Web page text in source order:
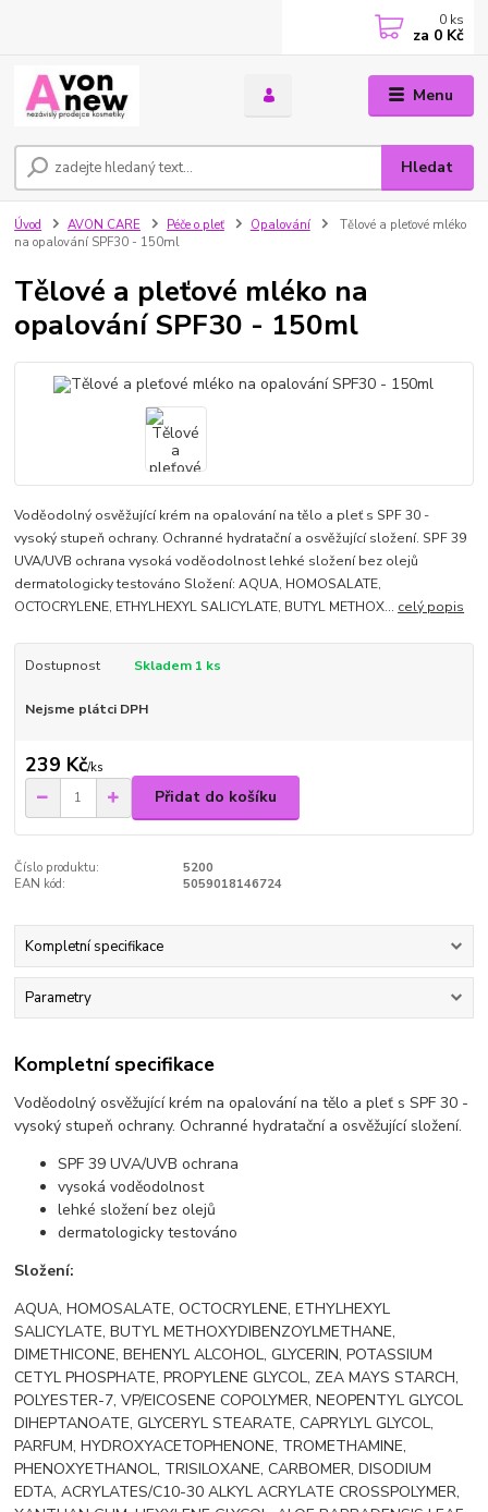
Menu
Hledat
0 ks
za 0 Kč
Úvod AVON CARE Péče o pleť Opalování
Tělové a pleťové mléko
na opalování SPF30 - 150ml
Tělové a pleťové mléko na
opalování SPF30 - 150ml
Voděodolný osvěžující krém na opalování na tělo a pleť s SPF 30 -
vysoký stupeň ochrany. Ochranné hydratační a osvěžující složení. SPF 39
UVA/UVB ochrana vysoká voděodolnost lehké složení bez olejů
dermatologicky testováno Složení: AQUA, HOMOSALATE,
OCTOCRYLENE, ETHYLHEXYL SALICYLATE, BUTYL METHOX... celý popis
Dostupnost Skladem 1 ks
Nejsme plátci DPH
239 Kč/ks
Přidat do košíku
Číslo produktu:
5200
EAN kód:
5059018146724
Kompletní specifikace
Parametry
Kompletní specifikace
Voděodolný osvěžující krém na opalování na tělo a pleť s SPF 30 -
vysoký stupeň ochrany. Ochranné hydratační a osvěžující složení.
SPF 39 UVA/UVB ochrana
vysoká voděodolnost
lehké složení bez olejů
dermatologicky testováno
Složení:
AQUA, HOMOSALATE, OCTOCRYLENE, ETHYLHEXYL
SALICYLATE, BUTYL METHOXYDIBENZOYLMETHANE,
DIMETHICONE, BEHENYL ALCOHOL, GLYCERIN, POTASSIUM
CETYL PHOSPHATE, PROPYLENE GLYCOL, ZEA MAYS STARCH,
POLYESTER-7, VP/EICOSENE COPOLYMER, NEOPENTYL GLYCOL
DIHEPTANOATE, GLYCERYL STEARATE, CAPRYLYL GLYCOL,
PARFUM, HYDROXYACETOPHENONE, TROMETHAMINE,
PHENOXYETHANOL, TRISILOXANE, CARBOMER, DISODIUM
EDTA, ACRYLATES/C10-30 ALKYL ACRYLATE CROSSPOLYMER,